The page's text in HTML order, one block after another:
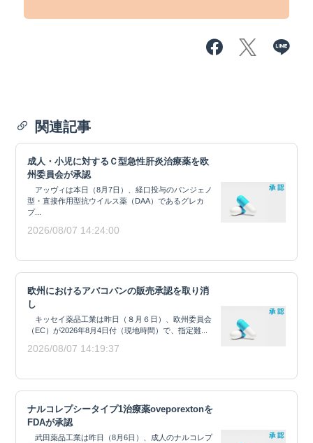
関連記事
成人・小児に対するＣ型急性肝炎治療薬を欧
州委員会が承認
アッヴィは本日（8月7日）、経口投与のパンジェノ
型・直接作用型抗ウイルス薬（DAA）であるグレカ
プ...
2026/08/07 14:24:00
欧州におけるアバコパンの販売承認を取り消
し
キッセイ薬品工業は昨日（８月６日）、欧州委員会
（EC）が2026年8月4日付（現地時間）で、指定難...
2026/08/07 14:19:37
ナルコレプシータイプ1治療薬oveporextonを
FDAが承認
武田薬品工業は昨日（8月6日）、成人のナルコレプ